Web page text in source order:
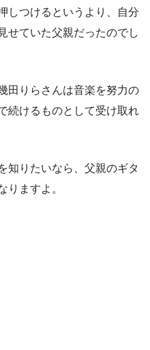
しつけるというより、自分
せていた父親だったのでし
田りらさんは音楽を努力の
続けるものとして受け取れ
知りたいなら、父親のギタ
りますよ。